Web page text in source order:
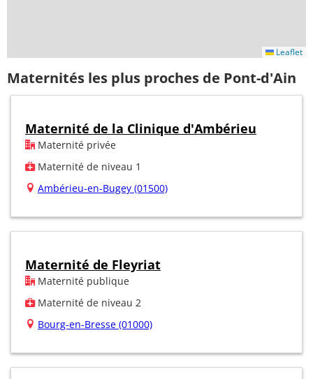
Leaflet
Maternités les plus proches de Pont-d'Ain
Maternité de la Clinique d'Ambérieu
Maternité privée
Maternité de niveau 1
Ambérieu-en-Bugey (01500)
Maternité de Fleyriat
Maternité publique
Maternité de niveau 2
Bourg-en-Bresse (01000)